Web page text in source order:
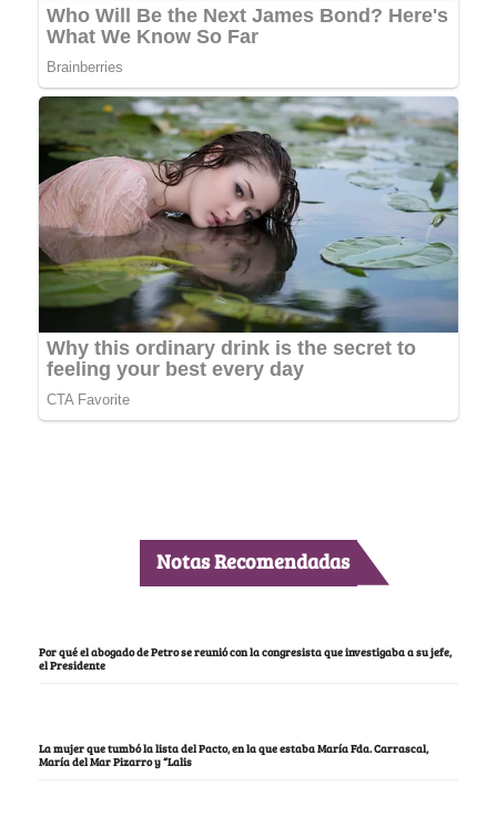
Notas Recomendadas
Por qué el abogado de Petro se reunió con la congresista que investigaba a su jefe,
el Presidente
La mujer que tumbó la lista del Pacto, en la que estaba María Fda. Carrascal,
María del Mar Pizarro y “Lalis